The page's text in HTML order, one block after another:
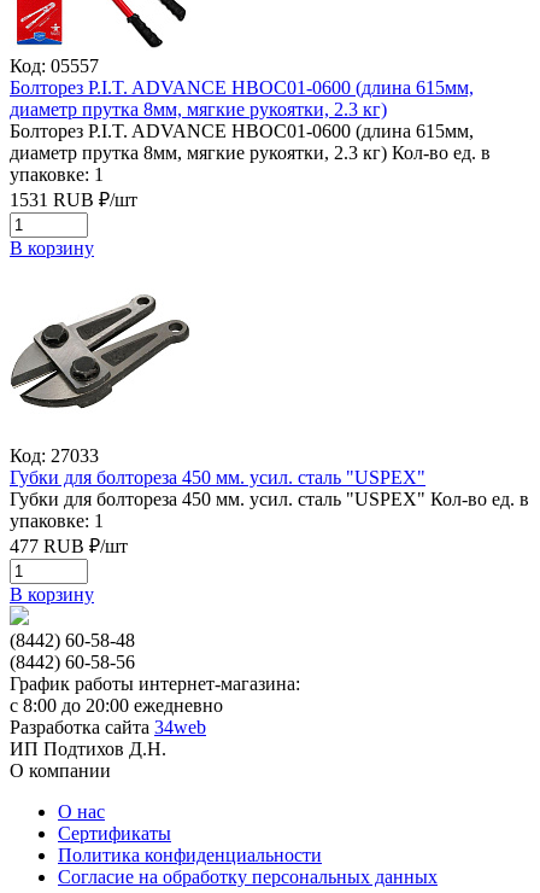
Код: 05557
Болторез P.I.T. ADVANCE HBOC01-0600 (длина 615мм,
диаметр прутка 8мм, мягкие рукоятки, 2.3 кг)
Болторез P.I.T. ADVANCE HBOC01-0600 (длина 615мм,
диаметр прутка 8мм, мягкие рукоятки, 2.3 кг) Кол-во ед. в
упаковке: 1
1531 RUB ₽/шт
В корзину
Код: 27033
Губки для болтореза 450 мм. усил. сталь "USPEХ"
Губки для болтореза 450 мм. усил. сталь "USPEХ" Кол-во ед. в
упаковке: 1
477 RUB ₽/шт
В корзину
(8442) 60-58-48
(8442) 60-58-56
График работы интернет-магазина:
с 8:00 до 20:00 ежедневно
Разработка сайта 34web
ИП Подтихов Д.Н.
О компании
О нас
Сертификаты
Политика конфиденциальности
Согласие на обработку персональных данных